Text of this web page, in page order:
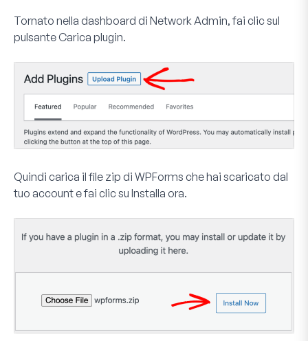
Tornato nella dashboard di Network Admin, fai clic sul
pulsante Carica plugin.
Quindi carica il file zip di WPForms che hai scaricato dal
tuo account e fai clic su Installa ora.